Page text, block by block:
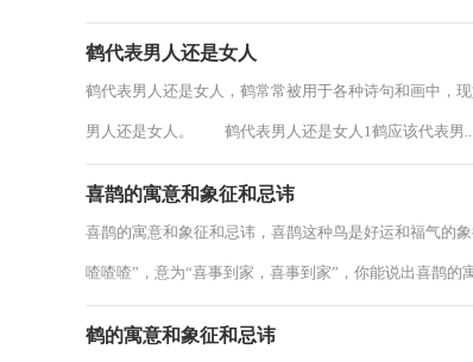
鹤代表男人还是女人
鹤代表男人还是女人，鹤常常被用于各种诗句和画中，
男人还是女人。 鹤代表男人还是女人1鹤应该代表男
喜鹊的寓意和象征和忌讳
喜鹊的寓意和象征和忌讳，喜鹊这种鸟是好运和福气的
喳喳喳”，意为“喜事到家，喜事到家”，你能说出喜鹊的
鹤的寓意和象征和忌讳